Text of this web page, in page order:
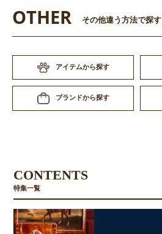
OTHER その他違う方法で探す
アイテムから探す
ブランドから探す
CONTENTS
特集一覧